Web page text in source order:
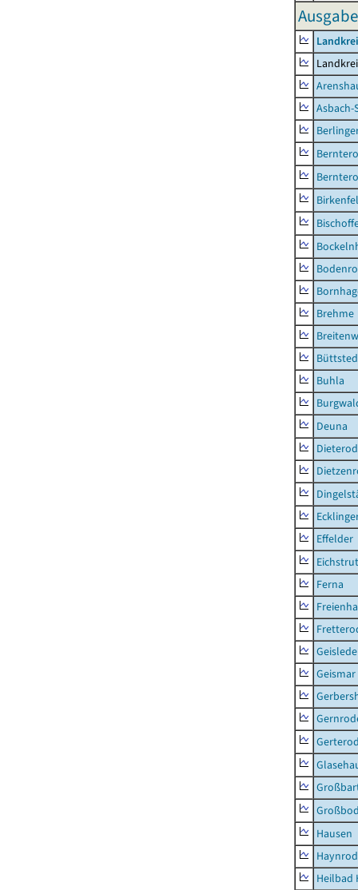
Asbach-
Brehme
Buhla
Deuna
Effelder
Ferna
Geismar
Hausen
Heilbad